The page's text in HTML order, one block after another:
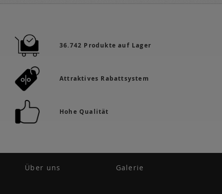
36.742 Produkte auf Lager
Attraktives Rabattsystem
Hohe Qualität
Über uns Galerie